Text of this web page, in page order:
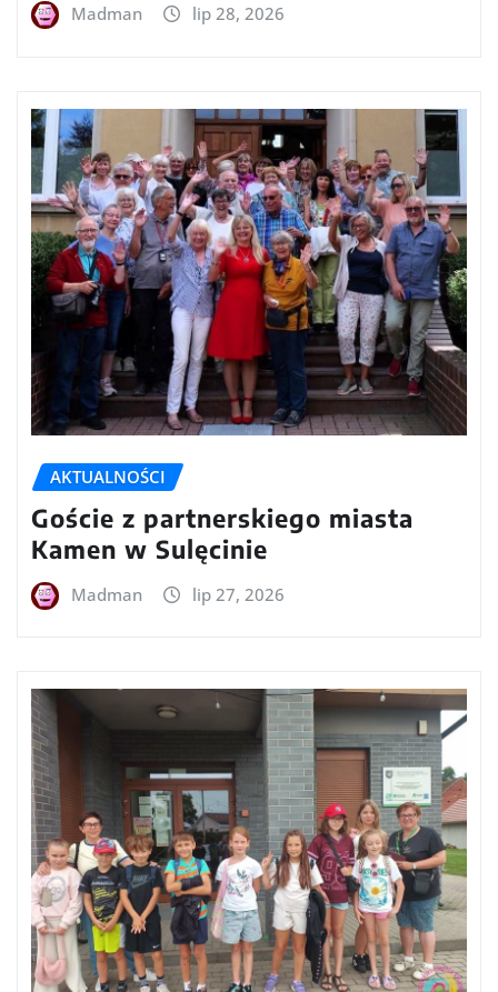
Madman lip 28, 2026
AKTUALNOŚCI
Goście z partnerskiego miasta
Kamen w Sulęcinie
Madman lip 27, 2026